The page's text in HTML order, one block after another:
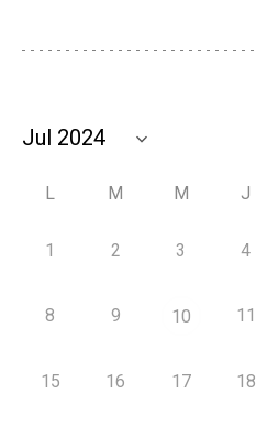
L M M J
1 2 3 4
8 9 10 11
15 16 17 18